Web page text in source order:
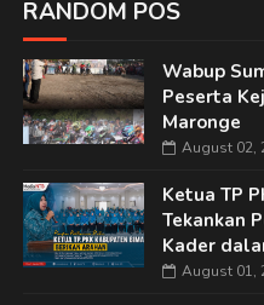
RANDOM POS
Wabup
Peserta
Maronge
August 02,
Ketua TP
Tekankan
Kader
August 01,